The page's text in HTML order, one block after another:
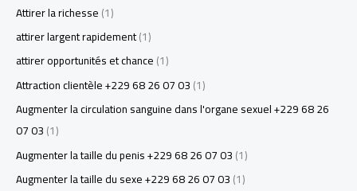
Attirer la richesse(1)
attirer largent rapidement(1)
attirer opportunités et chance(1)
Attraction clientèle +229 68 26 07 03(1)
Augmenter la circulation sanguine dans l'organe sexuel +229 68 26
07 03(1)
Augmenter la taille du penis +229 68 26 07 03(1)
Augmenter la taille du sexe +229 68 26 07 03(1)